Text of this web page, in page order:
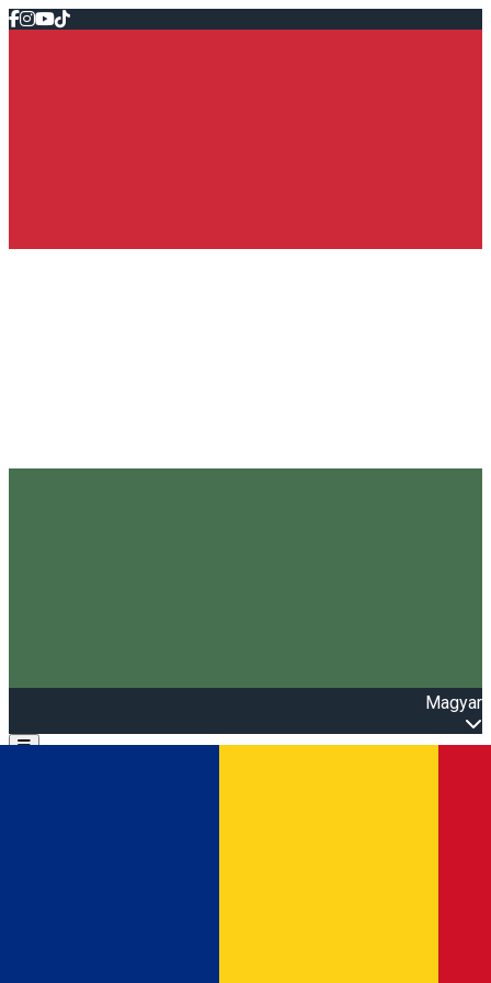
Magyar
Open main menu